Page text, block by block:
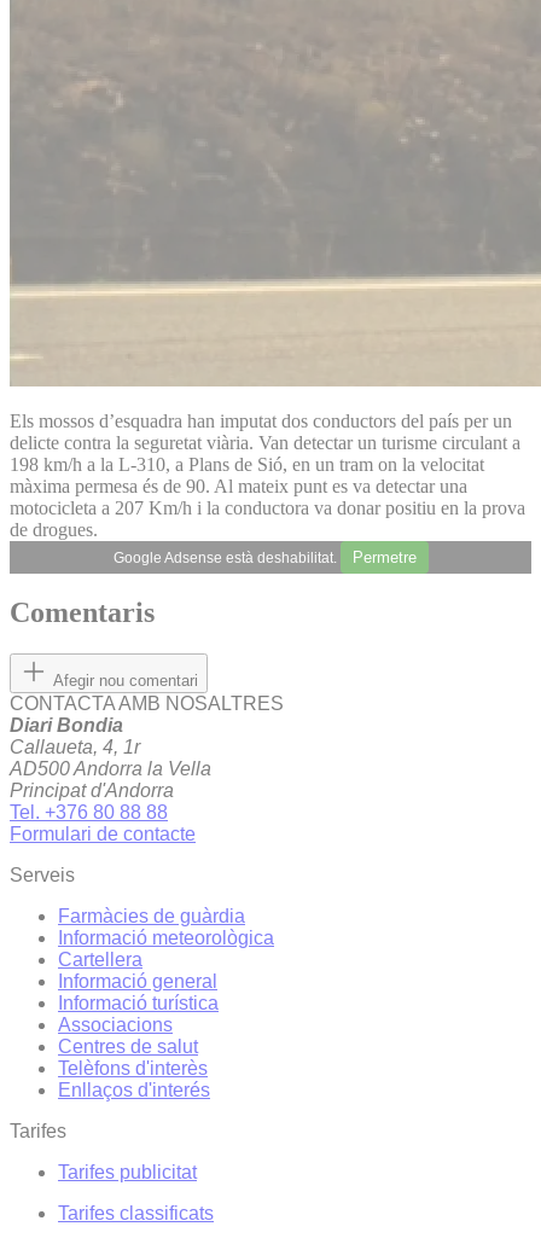
Els mossos d’esquadra han imputat dos conductors del país per un
delicte contra la seguretat viària. Van detectar un turisme circulant a
198 km/h a la L-310, a Plans de Sió, en un tram on la velocitat
màxima permesa és de 90. Al mateix punt es va detectar una
motocicleta a 207 Km/h i la conductora va donar positiu en la prova
de drogues.
Google Adsense està deshabilitat. Permetre
Comentaris
Afegir nou comentari
CONTACTA AMB NOSALTRES
Diari Bondia
Callaueta, 4, 1r
AD500 Andorra la Vella
Principat d'Andorra
Tel. +376 80 88 88
Formulari de contacte
Serveis
Farmàcies de guàrdia
Informació meteorològica
Cartellera
Informació general
Informació turística
Associacions
Centres de salut
Telèfons d'interès
Enllaços d'interés
Tarifes
Tarifes publicitat
Tarifes classificats